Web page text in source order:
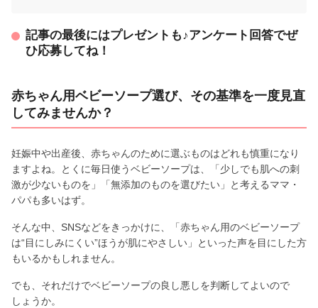
記事の最後にはプレゼントも♪アンケート回答でぜ
ひ応募してね！
赤ちゃん用ベビーソープ選び、その基準を一度見直
してみませんか？
妊娠中や出産後、赤ちゃんのために選ぶものはどれも慎重になり
ますよね。とくに毎日使うベビーソープは、「少しでも肌への刺
激が少ないものを」「無添加のものを選びたい」と考えるママ・
パパも多いはず。
そんな中、SNSなどをきっかけに、「赤ちゃん用のベビーソープ
は“目にしみにくい”ほうが肌にやさしい」といった声を目にした方
もいるかもしれません。
でも、それだけでベビーソープの良し悪しを判断してよいので
しょうか。